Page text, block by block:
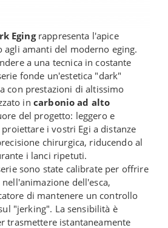
Egingrappresenta l'apice
agli amanti del moderno eging.
a una tecnica in costante
fonde un'estetica "dark"
con prestazioni di altissimo
in carbonio ad alto
del progetto: leggero e
i vostri Egi a distanze
chirurgica, riducendo al
i lanci ripetuti.
sono state calibrate per offrire
dell'esca,
di mantenere un controllo
"jerking". La sensibilità è
trasmettere istantaneamente